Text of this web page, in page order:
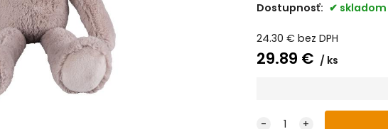
Dostupnosť: skladom
24.30 € bez DPH
29.89 € ks